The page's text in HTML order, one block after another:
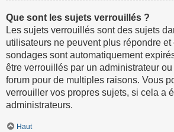
Que sont les sujets verrouillés ?
Les sujets verrouillés sont des sujets
utilisateurs ne peuvent plus répondre
sondages sont automatiquement
être verrouillés par un administrateur
forum pour de multiples raisons. Vous
verrouiller vos propres sujets, si cela a
administrateurs.
Haut